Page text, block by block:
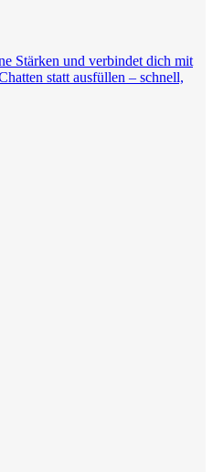
Stärken und verbindet dich mit
statt ausfüllen – schnell,